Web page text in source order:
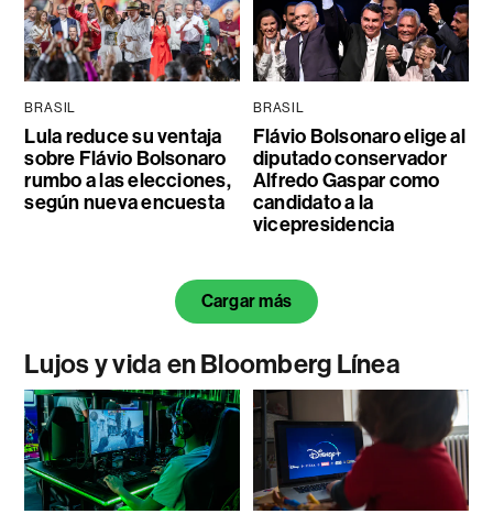
BRASIL
Lula reduce su ventaja
sobre Flávio Bolsonaro
rumbo a las elecciones,
según nueva encuesta
BRASIL
Flávio Bolsonaro elige al
diputado conservador
Alfredo Gaspar como
candidato a la
vicepresidencia
Cargar más
Lujos y vida en Bloomberg Línea